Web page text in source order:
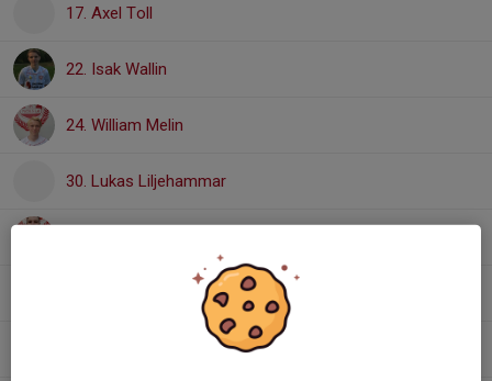
17. Axel Toll
22. Isak Wallin
24. William Melin
30. Lukas Liljehammar